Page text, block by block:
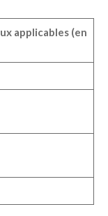
applicables (en